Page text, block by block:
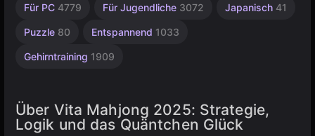
Für PC 4779 Für Jugendliche 3072 Japanisch 41
Puzzle 80 Entspannend 1033
Gehirntraining 1909
Gedächtnis
Verbinden
Suchen
Finden
Agility
Desktop
Fliesen
Wissenschaft
Hochwertige
Russisch
Für
1477
Browser
Unity
3172
Über Vita Mahjong 2025: Strategie,
Logik und das Quäntchen Glück